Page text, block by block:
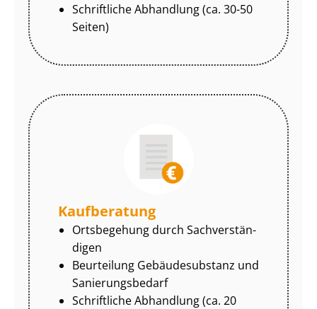
Schriftliche Abhandlung (ca. 30-50
Seiten)
Kaufberatung
Ortsbegehung durch Sach­ver­stän­
di­gen
Beurteilung Gebäudesubstanz und
Sa­nie­rungs­be­darf
Schriftliche Abhandlung (ca. 20